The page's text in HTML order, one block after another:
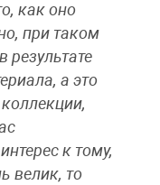
как оно
при таком
результате
а это
к тому,
велик, то